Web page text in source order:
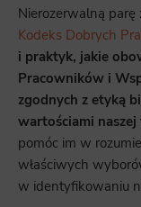
Nierozerwalną parę
Kodeks Dobrych
i praktyk, jakie
Pracowników i
zgodnych z etyką
wartościami naszej
pomóc im w
właściwych
w identyfikowaniu